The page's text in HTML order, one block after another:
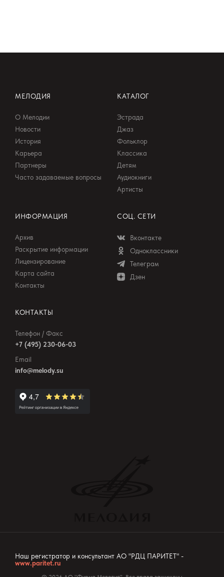
МЕЛОДИЯ
О Мелодии
Новости
История
Карьера
Партнеры
Часто задаваемые вопросы
КАТАЛОГ
Эстрада
Джаз
Фольклор
Классика
Детям
Аудиокниги
Артисты
ИНФОРМАЦИЯ
Архив
Раскрытие информации
Лицензирование
Карта сайта
Контакты
СОЦ. СЕТИ
Вконтакте
Одноклассники
Телеграм
Дзен
КОНТАКТЫ
Телефон / Факс
+7 (495) 230-06-03
Email
info@melody.su
Наш регистратор и консультант АО "РДЦ ПАРИТЕТ" -
www.paritet.ru